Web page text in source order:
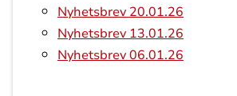
Nyhetsbrev 20.01.26
Nyhetsbrev 13.01.26
Nyhetsbrev 06.01.26